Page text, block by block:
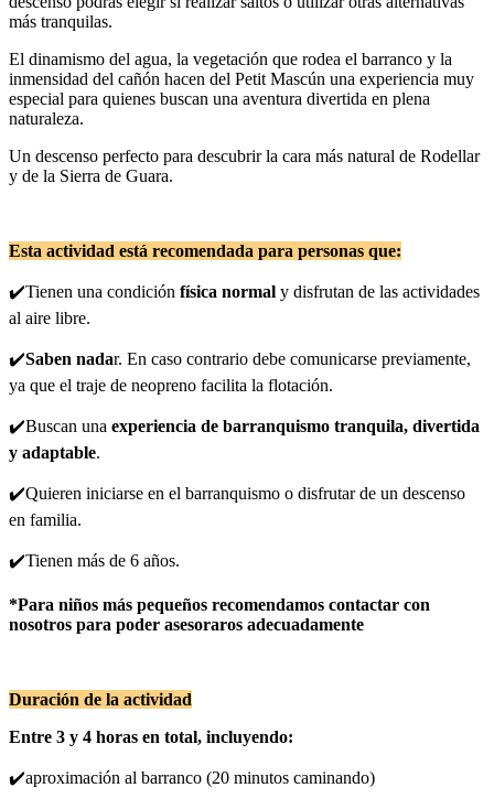
más tranquilas.
El dinamismo del agua, la vegetación que rodea el barranco y la
inmensidad del cañón hacen del Petit Mascún una experiencia muy
especial para quienes buscan una aventura divertida en plena
naturaleza.
Un descenso perfecto para descubrir la cara más natural de Rodellar
y de la Sierra de Guara.
Esta actividad está recomendada para personas que:
✔️Tienen una condición física normal y disfrutan de las actividades
al aire libre.
✔️Saben nadar. En caso contrario debe comunicarse previamente,
ya que el traje de neopreno facilita la flotación.
✔️Buscan una experiencia de barranquismo tranquila, divertida
y adaptable.
✔️Quieren iniciarse en el barranquismo o disfrutar de un descenso
en familia.
✔️Tienen más de 6 años.
*Para niños más pequeños recomendamos contactar con
nosotros para poder asesoraros adecuadamente
Duración de la actividad
Entre 3 y 4 horas en total, incluyendo:
✔️aproximación al barranco (20 minutos caminando)